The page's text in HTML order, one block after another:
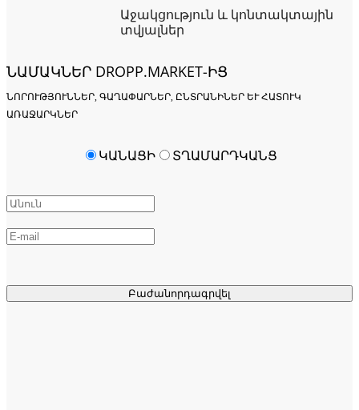
Աջակցություն և կոնտակտային
տվյալներ
ՆԱՄԱԿՆԵՐ DROPP.MARKET-ԻՑ
ՆՈՐՈՒԹՅՈՒՆՆԵՐ, ԳԱՂԱՓԱՐՆԵՐ, ԸՆՏՐԱՆԻՆԵՐ ԵՒ ՀԱՏՈՒԿ Ա
ՌԱՋԱՐԿՆԵՐ
Բաժանորդագրվել
ԿԱՆԱՑԻ ՏՂԱՄԱՐԴԿԱՆՑ